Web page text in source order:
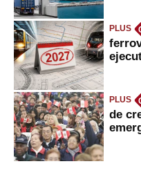
PLUS
PLUS
de